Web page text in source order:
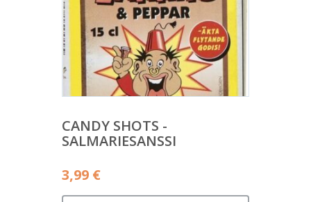
CANDY SHOTS -
SALMARIESANSSI
3,99 €